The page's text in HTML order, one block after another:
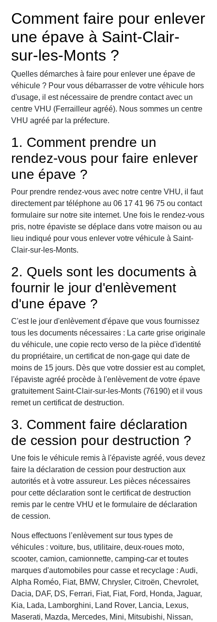
Comment faire pour enlever
une épave à Saint-Clair-
sur-les-Monts ?
Quelles démarches à faire pour enlever une épave de
véhicule ? Pour vous débarrasser de votre véhicule hors
d'usage, il est nécessaire de prendre contact avec un
centre VHU (Ferrailleur agréé). Nous sommes un centre
VHU agréé par la préfecture.
1. Comment prendre un
rendez-vous pour faire enlever
une épave ?
Pour prendre rendez-vous avec notre centre VHU, il faut
directement par téléphone au 06 17 41 96 75 ou contact
formulaire sur notre site internet. Une fois le rendez-vous
pris, notre épaviste se déplace dans votre maison ou au
lieu indiqué pour vous enlever votre véhicule à Saint-
Clair-sur-les-Monts.
2. Quels sont les documents à
fournir le jour d'enlèvement
d'une épave ?
C'est le jour d'enlèvement d'épave que vous fournissez
tous les documents nécessaires : La carte grise originale
du véhicule, une copie recto verso de la pièce d'identité
du propriétaire, un certificat de non-gage qui date de
moins de 15 jours. Dès que votre dossier est au complet,
l'épaviste agréé procède à l'enlèvement de votre épave
gratuitement Saint-Clair-sur-les-Monts (76190) et il vous
remet un certificat de destruction.
3. Comment faire déclaration
de cession pour destruction ?
Une fois le véhicule remis à l'épaviste agréé, vous devez
faire la déclaration de cession pour destruction aux
autorités et à votre assureur. Les pièces nécessaires
pour cette déclaration sont le certificat de destruction
remis par le centre VHU et le formulaire de déclaration
de cession.
Nous effectuons l’enlèvement sur tous types de
véhicules : voiture, bus, utilitaire, deux-roues moto,
scooter, camion, camionnette, camping-car et toutes
marques d'automobiles pour casse et recyclage : Audi,
Alpha Roméo, Fiat, BMW, Chrysler, Citroën, Chevrolet,
Dacia, DAF, DS, Ferrari, Fiat, Fiat, Ford, Honda, Jaguar,
Kia, Lada, Lamborghini, Land Rover, Lancia, Lexus,
Maserati, Mazda, Mercedes, Mini, Mitsubishi, Nissan,